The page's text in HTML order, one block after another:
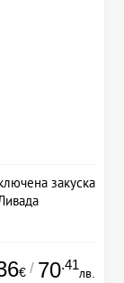
закуска
€ / 70.41
лв.